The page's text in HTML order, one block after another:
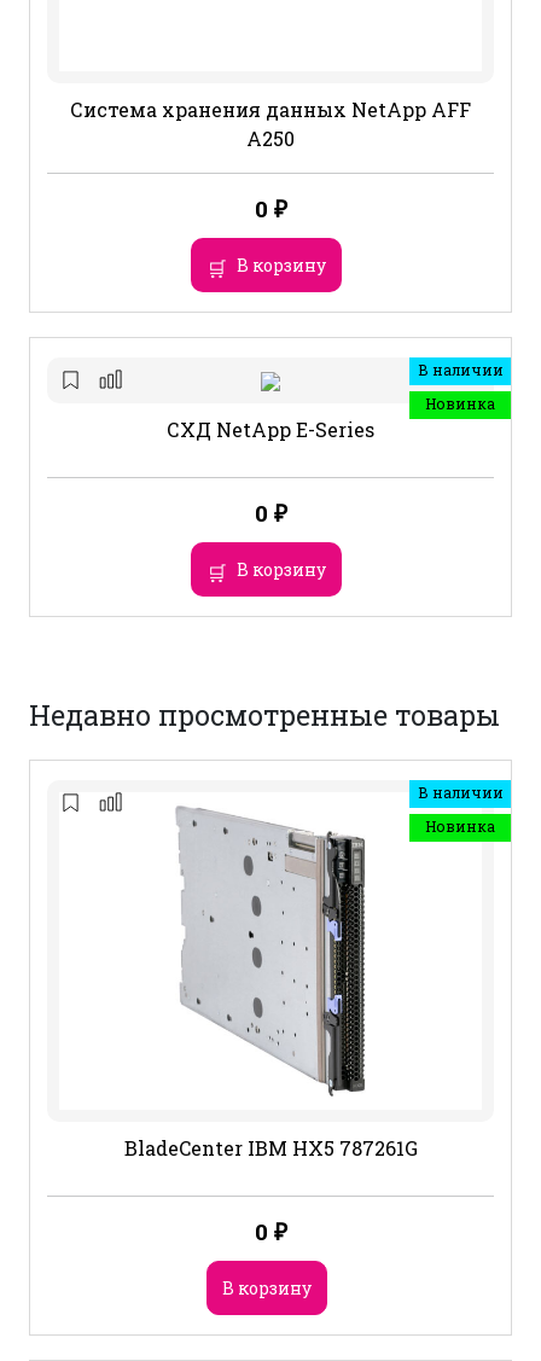
Система хранения данных NetApp AFF
A250
0 ₽
В корзину
В наличии
Новинка
СХД NetApp E-Series
0 ₽
В корзину
Недавно просмотренные товары
В наличии
Новинка
BladeCenter IBM HX5 787261G
0 ₽
В корзину